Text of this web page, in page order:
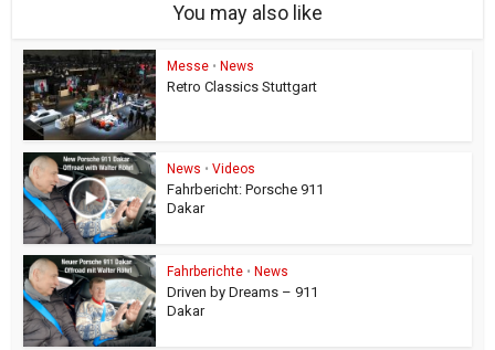
You may also like
Messe • News
Retro Classics Stuttgart
News • Videos
Fahrbericht: Porsche 911
Dakar
Fahrberichte • News
Driven by Dreams – 911
Dakar